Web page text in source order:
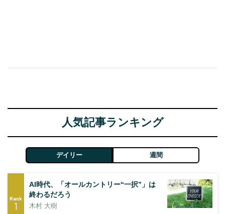
人気記事ランキング
デイリー 週間
Rank
1
AI時代、「オールカントリー“一択”」は
終わるだろう
木村 大樹